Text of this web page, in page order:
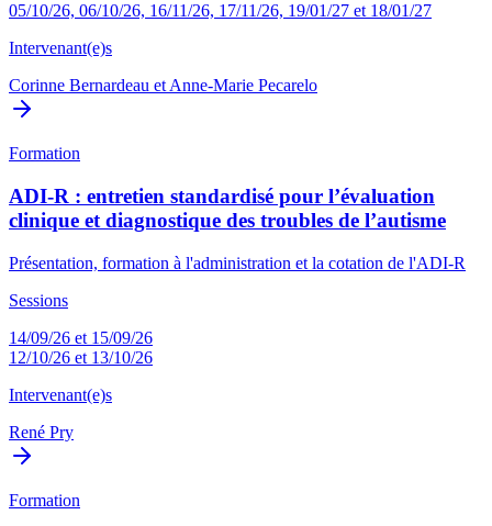
05/10/26, 06/10/26, 16/11/26, 17/11/26, 19/01/27 et 18/01/27
Intervenant(e)s
Corinne Bernardeau et Anne-Marie Pecarelo
Formation
ADI-R : entretien standardisé pour l’évaluation
clinique et diagnostique des troubles de l’autisme
Présentation, formation à l'administration et la cotation de l'ADI-R
Sessions
14/09/26 et 15/09/26
12/10/26 et 13/10/26
Intervenant(e)s
René Pry
Formation